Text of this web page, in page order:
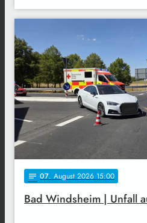
notes 07. August 2026 15:00
Bad Windsheim | Unfall